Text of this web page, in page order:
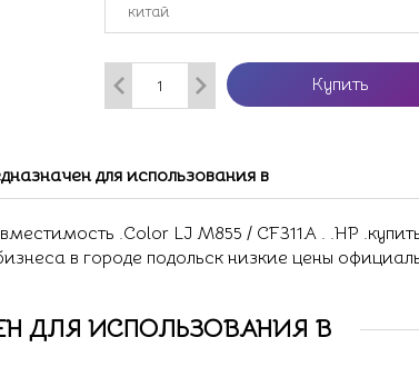
Купить
для использования в
.Color LJ M855 / CF311A . .HP
в городе подольск низкие цены
ДЛЯ ИСПОЛЬЗОВАНИЯ В